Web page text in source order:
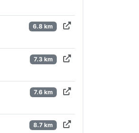
6.8 km
7.3 km
7.6 km
8.7 km